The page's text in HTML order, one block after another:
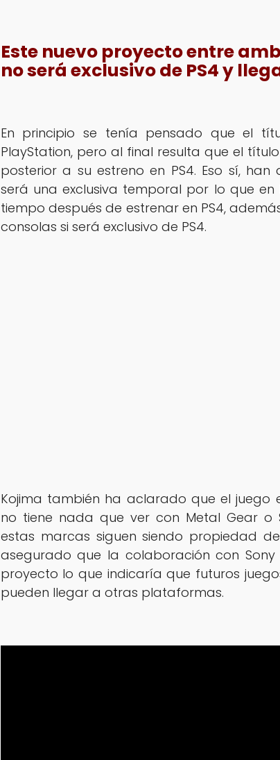
Este nuevo proyecto entre
no será exclusivo de PS4 y
En principio se tenía pensado que el
PlayStation, pero al final resulta que el
posterior a su estreno en PS4. Eso sí,
será una exclusiva temporal por lo que en
tiempo después de estrenar en PS4,
consolas si será exclusivo de PS4.
Kojima también ha aclarado que el juego
no tiene nada que ver con Metal Gear o
estas marcas siguen siendo propiedad
asegurado que la colaboración con
proyecto lo que indicaría que futuros
pueden llegar a otras plataformas.